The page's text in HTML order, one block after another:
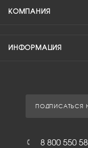
КОМПАНИЯ
ИНФОРМАЦИЯ
ПОДПИСАТЬСЯ
8 800 550